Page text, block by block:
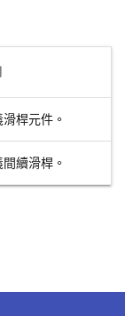
滑桿元件。
間續滑桿。